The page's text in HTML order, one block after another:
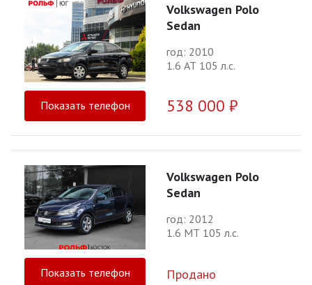
Volkswagen Polo
Sedan
год: 2010
1.6 АТ 105 л.с.
Показать телефон 538 000 ₽
Volkswagen Polo
Sedan
год: 2012
1.6 МТ 105 л.с.
Показать телефон Продано